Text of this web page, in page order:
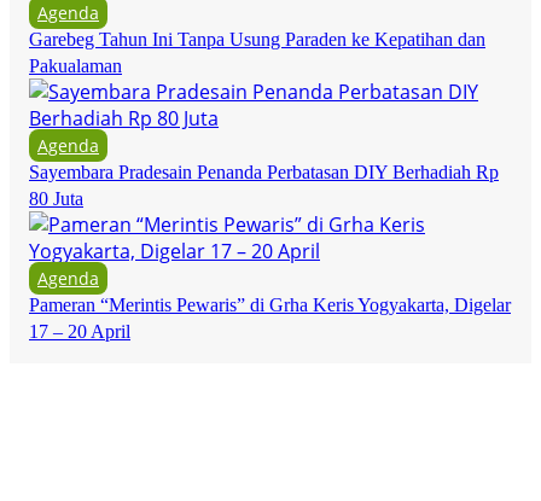
Agenda
Garebeg Tahun Ini Tanpa Usung Paraden ke Kepatihan dan
Pakualaman
Agenda
Sayembara Pradesain Penanda Perbatasan DIY Berhadiah Rp
80 Juta
Agenda
Pameran “Merintis Pewaris” di Grha Keris Yogyakarta, Digelar
17 – 20 April